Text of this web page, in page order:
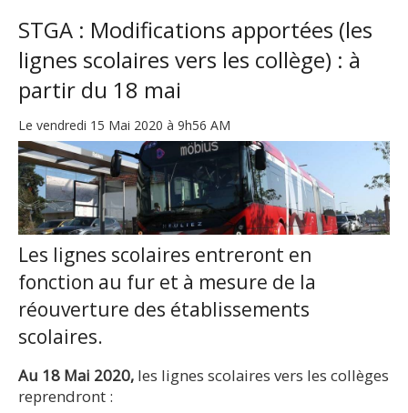
STGA : Modifications apportées (les
lignes scolaires vers les collège) : à
partir du 18 mai
Le vendredi 15 Mai 2020 à 9h56 AM
Les lignes scolaires entreront en
fonction au fur et à mesure de la
réouverture des établissements
scolaires.
Au 18 Mai 2020, les lignes scolaires vers les collèges
reprendront :